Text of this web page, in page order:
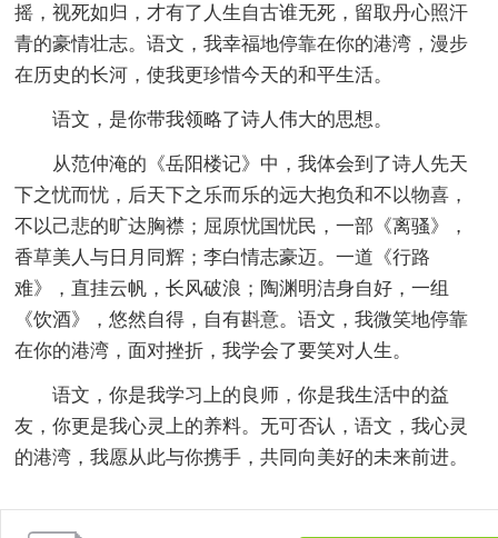
摇，视死如归，才有了人生自古谁无死，留取丹心照汗
青的豪情壮志。语文，我幸福地停靠在你的港湾，漫步
在历史的长河，使我更珍惜今天的和平生活。
语文，是你带我领略了诗人伟大的思想。
从范仲淹的《岳阳楼记》中，我体会到了诗人先天
下之忧而忧，后天下之乐而乐的远大抱负和不以物喜，
不以己悲的旷达胸襟；屈原忧国忧民，一部《离骚》，
香草美人与日月同辉；李白情志豪迈。一道《行路
难》，直挂云帆，长风破浪；陶渊明洁身自好，一组
《饮酒》，悠然自得，自有斟意。语文，我微笑地停靠
在你的港湾，面对挫折，我学会了要笑对人生。
语文，你是我学习上的良师，你是我生活中的益
友，你更是我心灵上的养料。无可否认，语文，我心灵
的港湾，我愿从此与你携手，共同向美好的未来前进。